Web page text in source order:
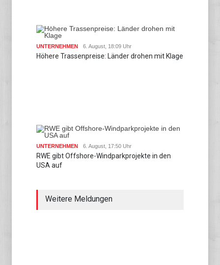
UNTERNEHMEN 6. August, 18:09 Uhr
Höhere Trassenpreise: Länder drohen mit Klage
UNTERNEHMEN 6. August, 17:50 Uhr
RWE gibt Offshore-Windparkprojekte in den
USA auf
Weitere Meldungen